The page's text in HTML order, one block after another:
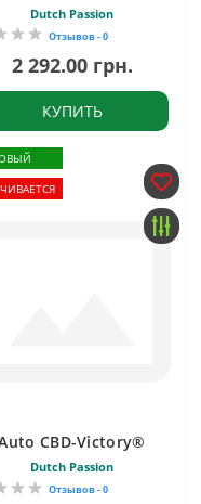
Dutch Passion
Отзывов - 0
2 292.00 грн.
КУПИТЬ
CBD-Victory®
Dutch Passion
Отзывов - 0